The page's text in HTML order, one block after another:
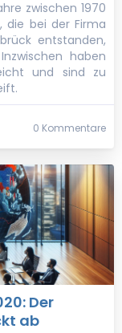
zwischen 1970
die bei der Firma
entstanden,
haben
und sind zu
0 Kommentare
Der
ab